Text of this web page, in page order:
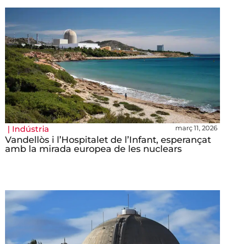
| Indústria març 11, 2026
Vandellòs i l’Hospitalet de l’Infant, esperançat
amb la mirada europea de les nuclears